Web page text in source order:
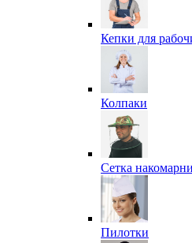
Кепки для
Колпаки
Сетка
Пилотки